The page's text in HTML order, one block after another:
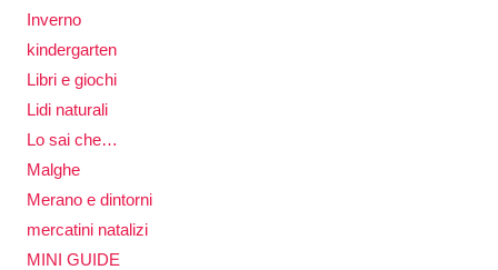
Inverno
kindergarten
Libri e giochi
Lidi naturali
Lo sai che…
Malghe
Merano e dintorni
mercatini natalizi
MINI GUIDE